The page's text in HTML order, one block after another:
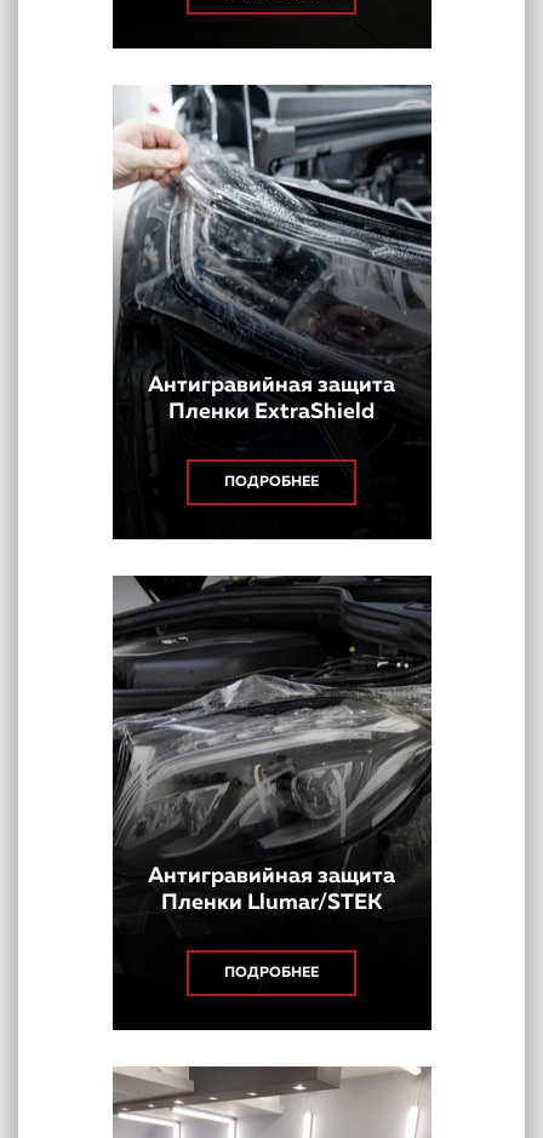
Антигравийная защита
Пленки ExtraShield
ПОДРОБНЕЕ
Антигравийная защита
Пленки Llumar/STEK
ПОДРОБНЕЕ